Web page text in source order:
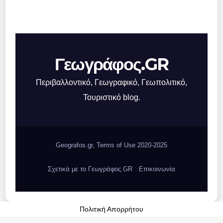
Γεωγράφος.GR
Περιβαλλοντικό, Γεωγραφικό, Γεωπολιτικό,
Τουριστικό blog.
Geografos.gr, Terms of Use 2020-2025
Σχετικά με το Γεωγράφος.GR Επικοινωνία
Πολιτική Απορρήτου